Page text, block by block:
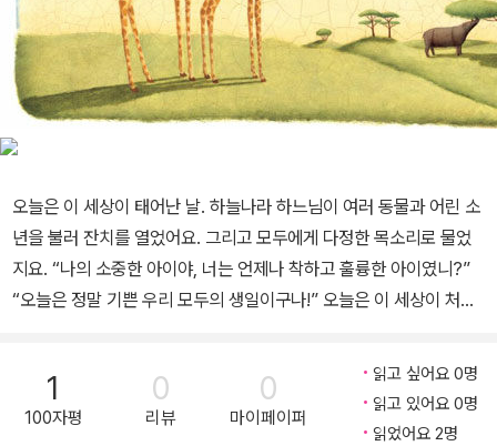
오늘은 이 세상이 태어난 날. 하늘나라 하느님이 여러 동물과 어린 소
년을 불러 잔치를 열었어요. 그리고 모두에게 다정한 목소리로 물었
지요. “나의 소중한 아이야, 너는 언제나 착하고 훌륭한 아이였니?”
“오늘은 정말 기쁜 우리 모두의 생일이구나!” 오늘은 이 세상이 처음
늘나라 하느님이 여러 동물과 어린 소년을 불러 잔치를 열었지요. 하
느님은 잔치에 모인 기린과 코끼리, 비버, 물고기, 꿀벌, 지렁이, 젖소,
그리고 소년에게 “모두 언제나 착하고 훌륭하게 지냈니?” 하고 다정
1
100자평
0
리뷰
0
마이페이퍼
읽고 싶어요 0명
읽고 있어요 0명
읽었어요 2명